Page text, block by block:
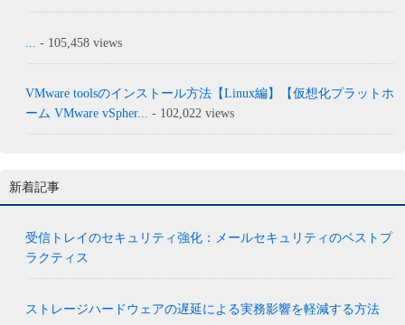
- 105,458 views
VMware toolsのインストール方法【Linux編】【仮想化プラットホ
ーム VMware vSpher... - 102,022 views
新着記事
受信トレイのセキュリティ強化：メールセキュリティのベストプ
ラクティス
ストレージハードウェアの遅延による実務影響を軽減する方法